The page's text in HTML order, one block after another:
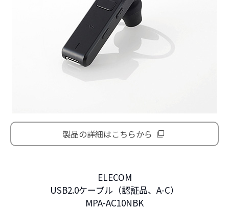
製品の詳細はこちらから
ELECOM
USB2.0ケーブル（認証品、A-C）
MPA-AC10NBK